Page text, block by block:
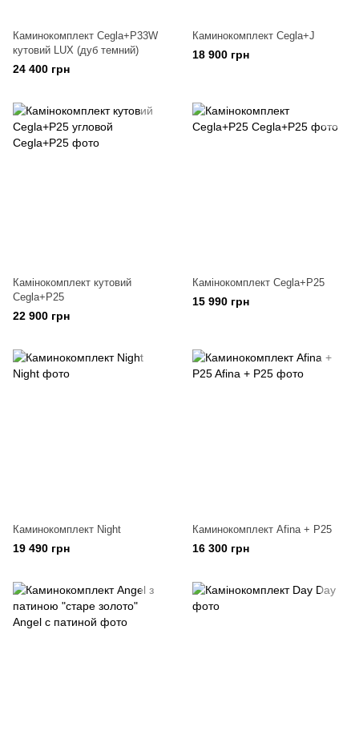
Каминокомплект Cegla+P33W
кутовий LUX (дуб темний)
24 400 грн
Каминокомплект Cegla+J
18 900 грн
Камінокомплект кутовий
Cegla+P25
22 900 грн
Камінокомплект Cegla+P25
15 990 грн
Каминокомплект Night
19 490 грн
Каминокомплект Afina + P25
16 300 грн